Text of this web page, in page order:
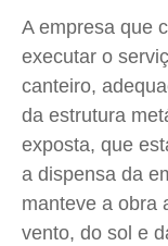
A empresa que
executar o
canteiro,
da estrutura
exposta, que
a dispensa da
manteve a obra
vento, do sol e